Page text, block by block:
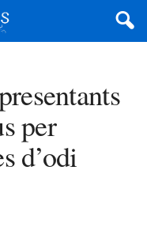
per
d’odi